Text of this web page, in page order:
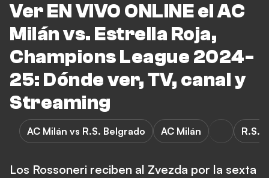
Ver EN VIVO ONLINE el AC
Milán vs. Estrella Roja,
Champions League 2024-
25: Dónde ver, TV, canal y
Streaming
AC Milán vs R.S. Belgrado AC Milán R.S.
Los Rossoneri reciben al Zvezda por la sexta